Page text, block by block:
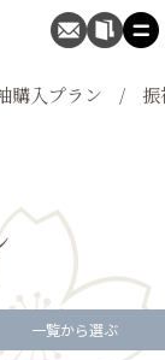
購入プラン 振
一覧から選ぶ